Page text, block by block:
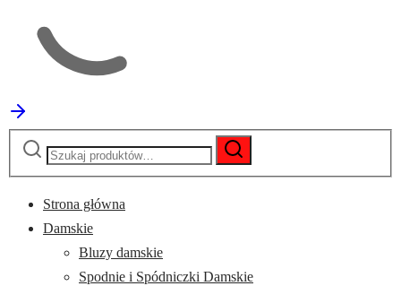
Szukaj: Szukaj
Strona główna
Damskie
Bluzy damskie
Spodnie i Spódniczki Damskie